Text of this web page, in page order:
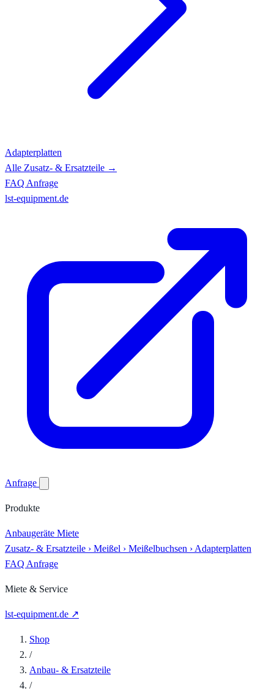
Adapterplatten
Alle Zusatz- & Ersatzteile →
FAQ Anfrage
lst-equipment.de
Anfrage
Produkte
Anbaugeräte Miete
Zusatz- & Ersatzteile › Meißel › Meißelbuchsen › Adapterplatten
FAQ Anfrage
Miete & Service
lst-equipment.de ↗
Shop
/
Anbau- & Ersatzteile
/